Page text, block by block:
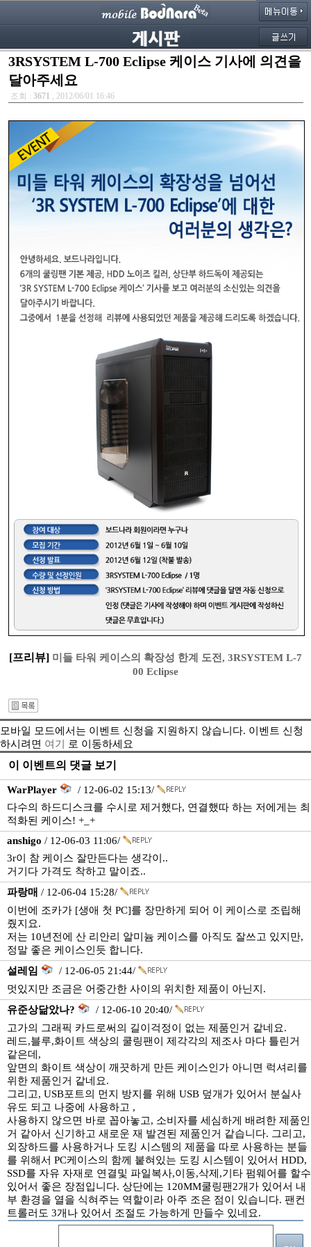
3RSYSTEM L-700 Eclipse 케이스 기사에 의견을
달아주세요
조회 : 3671 , 2012/06/01 16:46
[프리뷰] 미들 타워 케이스의 확장성 한계 도전, 3RSYSTEM L-7
00 Eclipse
모바일 모드에서는 이벤트 신청을 지원하지 않습니다. 이벤트 신청
하시려면 여기 로 이동하세요
이 이벤트의 댓글 보기
WarPlayer
/ 12-06-02 15:13/
다수의 하드디스크를 수시로 제거했다, 연결했따 하는 저에게는 최
적화된 케이스! +_+
anshigo / 12-06-03 11:06/
3r이 참 케이스 잘만든다는 생각이..
거기다 가격도 착하고 말이죠..
파랑매 / 12-06-04 15:28/
이번에 조카가 [생애 첫 PC]를 장만하게 되어 이 케이스로 조립해
줬지요.
저는 10년전에 산 리안리 알미늄 케이스를 아직도 잘쓰고 있지만,
정말 좋은 케이스인듯 합니다.
설레임
/ 12-06-05 21:44/
멋있지만 조금은 어중간한 사이의 위치한 제품이 아닌지.
유준상닮았나?
/ 12-06-10 20:40/
고가의 그래픽 카드로써의 길이걱정이 없는 제품인거 같네요.
레드,블루,화이트 색상의 쿨링팬이 제각각의 제조사 마다 틀린거
같은데,
앞면의 화이트 색상이 깨끗하게 만든 케이스인가 아니면 럭셔리를
위한 제품인거 같네요.
그리고, USB포트의 먼지 방지를 위해 USB 덮개가 있어서 분실사
유도 되고 나중에 사용하고 ,
사용하지 않으면 바로 꼽아놓고, 소비자를 세심하게 배려한 제품인
거 같아서 신기하고 새로운 재 발견된 제품인거 같습니다. 그리고,
외장하드를 사용하거나 도킹 시스템의 제품을 따로 사용하는 분들
를 위해서 PC케이스의 함께 붙혀있는 도킹 시스템이 있어서 HDD,
SSD를 자유 자재로 연결및 파일복사,이동,삭제,기타 펌웨어를 할수
있어서 좋은 장점입니다. 상단에는 120MM쿨링팬2개가 있어서 내
부 환경을 열을 식혀주는 역할이라 아주 조은 점이 있습니다. 팬컨
트롤러도 3개나 있어서 조절도 가능하게 만들수 있네요.